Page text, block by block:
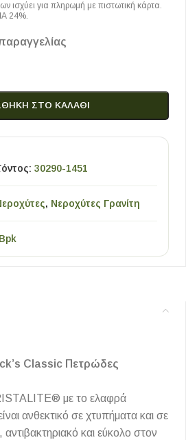
ισχύει για πληρωμή με πιστωτική κάρτα.
24%.
ΣΤΟ ΚΑΛΆΘΙ
30290-1451
, Νεροχύτες Γρανίτη
Classic Πετρώδες
με το ελαφρά
ανθεκτικό σε χτυπήματα και σε
και εύκολο στον